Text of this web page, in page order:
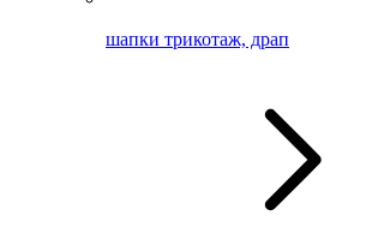
шапки трикотаж, драп